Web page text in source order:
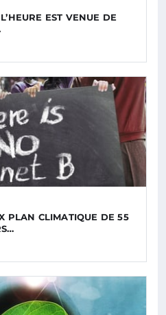
EST VENUE DE
PLAN CLIMATIQUE DE 55